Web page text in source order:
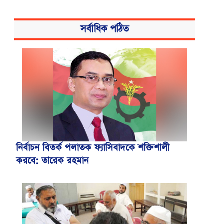
সর্বাধিক পঠিত
নির্বাচন বিতর্ক পলাতক ফ্যাসিবাদকে শক্তিশালী
করবে: তারেক রহমান